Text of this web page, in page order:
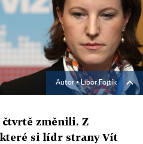
Autor ▪Libor Fojtík
změnili. Z
které si lídr strany Vít